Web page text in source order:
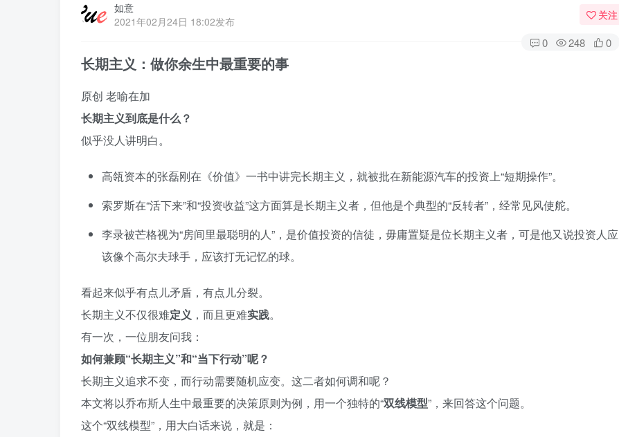
如意
2021年02月24日 18:02发布
关注
0 248 0
长期主义：做你余生中最重要的事
原创 老喻在加
长期主义到底是什么？
似乎没人讲明白。
高瓴资本的张磊刚在《价值》一书中讲完长期主义，就被批在新能源汽车的投资上“短期操作”。
索罗斯在“活下来”和“投资收益”这方面算是长期主义者，但他是个典型的“反转者”，经常见风使舵。
李录被芒格视为“房间里最聪明的人”，是价值投资的信徒，毋庸置疑是位长期主义者，可是他又说投资人应
该像个高尔夫球手，应该打无记忆的球。
看起来似乎有点儿矛盾，有点儿分裂。
长期主义不仅很难定义 ，而且更难实践。
有一次，一位朋友问我：
如何兼顾“长期主义”和“当下行动”呢？
长期主义追求不变，而行动需要随机应变。这二者如何调和呢？
本文将以乔布斯人生中最重要的决策原则为例，用一个独特的“双线模型”，来回答这个问题。
这个“双线模型”，用大白话来说，就是：